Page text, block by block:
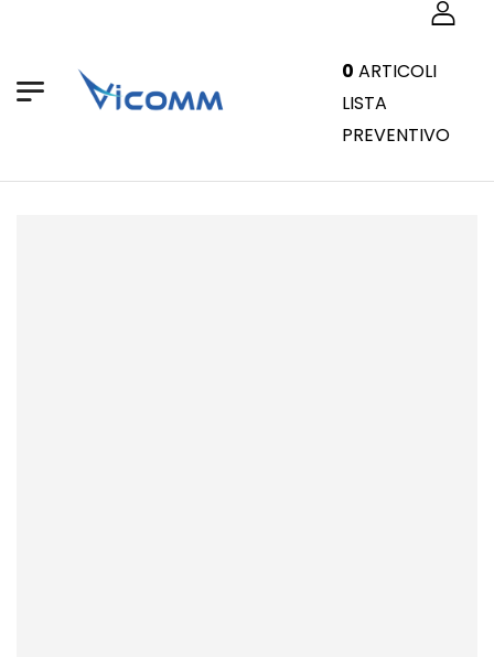
0 ARTICOLI
LISTA
PREVENTIVO